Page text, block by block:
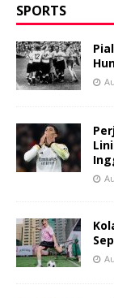
SPORTS